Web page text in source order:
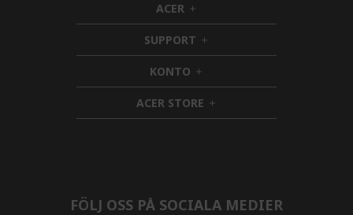
ACER h
i
d
d
e
n
SUPPORT h
i
d
d
e
n
KONTO h
i
d
d
ACER STORE h
i
FÖLJ OSS PÅ SOCIALA MEDIER